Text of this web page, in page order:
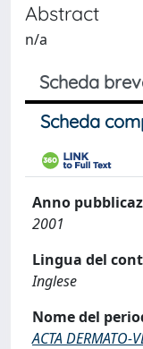
Abstract
n/a
Scheda
Scheda
Anno
2001
Lingua del
Inglese
Nome del
ACTA DERMATO-